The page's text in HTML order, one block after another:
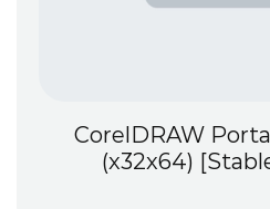
CorelDRAW
(x32x64)